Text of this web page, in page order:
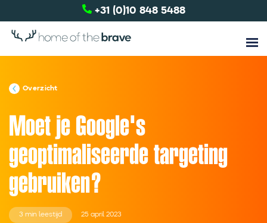
+31 (0)10 848 5488
Overzicht
Moet je Google's
geoptimaliseerde targeting
gebruiken?
3 min leestijd 25 april 2023